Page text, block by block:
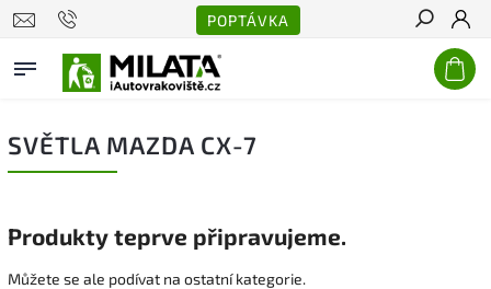
POPTÁVKA
Hledat
SVĚTLA MAZDA CX-7
Produkty teprve připravujeme.
Můžete se ale podívat na ostatní kategorie.